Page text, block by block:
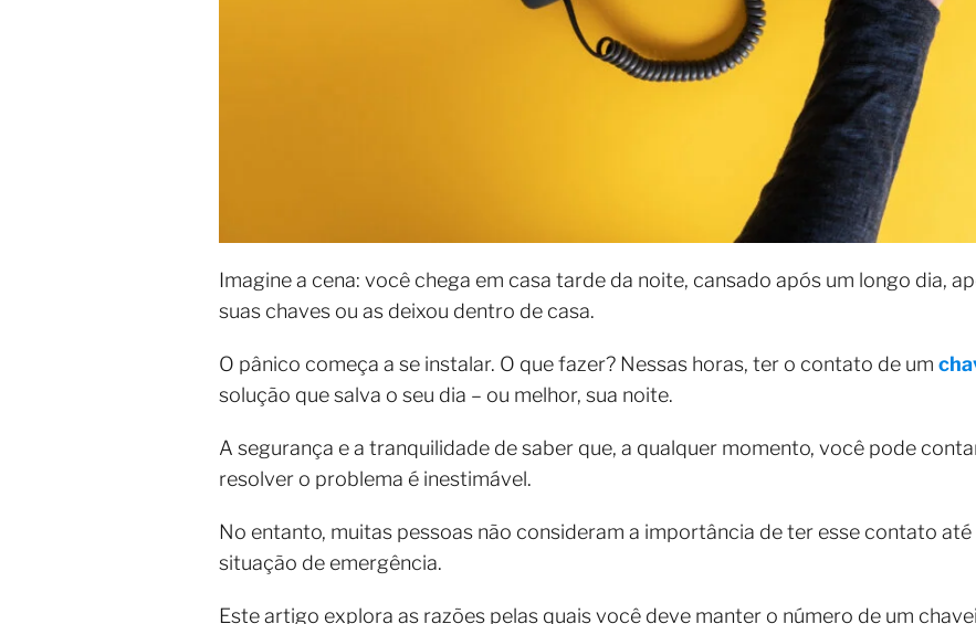
Imagine a cena: você chega em casa tarde da noite, cansado após um longo dia,
suas chaves ou as deixou dentro de casa.
O pânico começa a se instalar. O que fazer? Nessas horas, ter o contato de um
solução que salva o seu dia – ou melhor, sua noite.
A segurança e a tranquilidade de saber que, a qualquer momento, você pode
resolver o problema é inestimável.
No entanto, muitas pessoas não consideram a importância de ter esse contato
situação de emergência.
Este artigo explora as razões pelas quais você deve manter o número de um